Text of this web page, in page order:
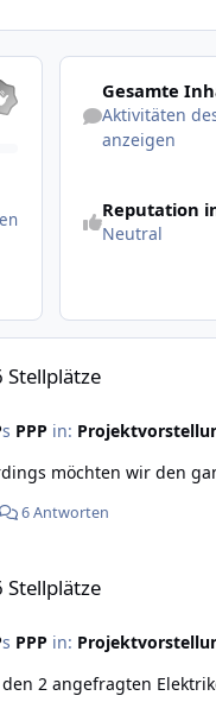
Aktivitäten des
Gesamte
Aktivitäten
anzeigen
Reputation
Neutral
Stellplätze
s PPP in:
möchten wir den
6 Antworten
Stellplätze
s PPP in:
2 angefragten